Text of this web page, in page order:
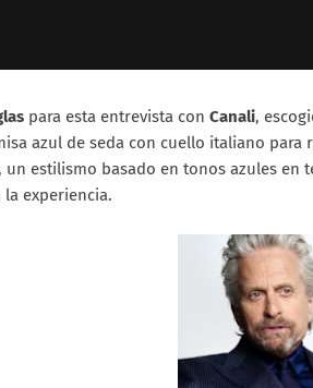
para esta entrevista con Canali,
azul de seda con cuello italiano
un estilismo basado en tonos azules en
experiencia.